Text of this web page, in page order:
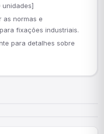
unidades]
as normas e
fixações industriais.
para detalhes sobre